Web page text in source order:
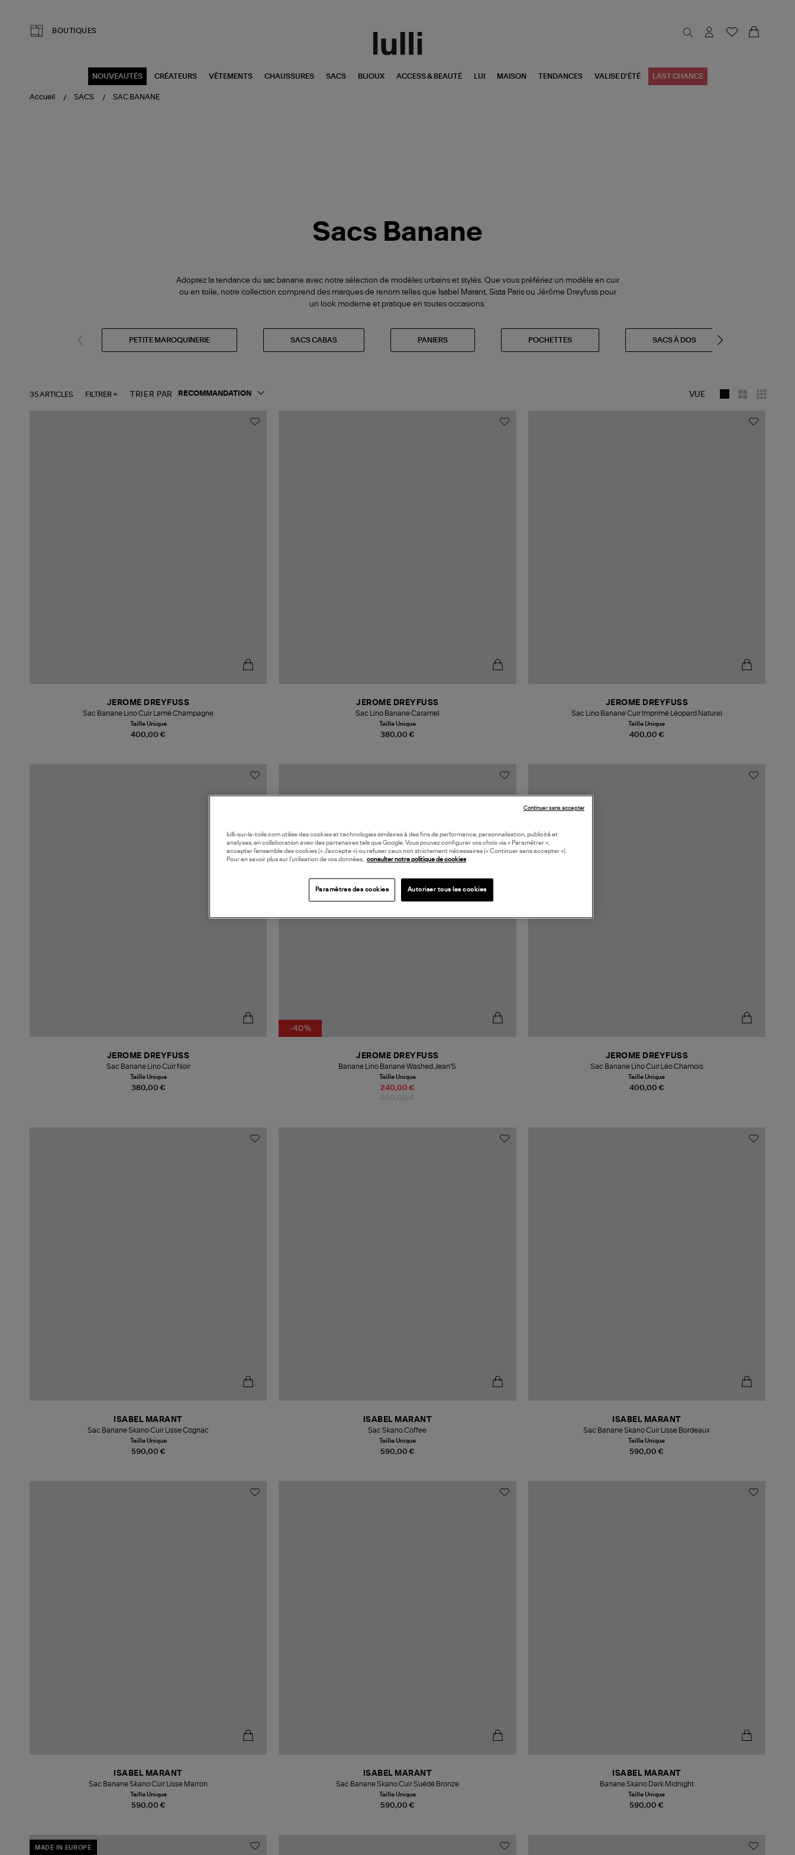
BOUTIQUES
NOUVEAUTÉS CRÉATEURS VÊTEMENTS CHAUSSURES SACS BIJOUX ACCESS & BEAUTÉ LUI MAISON TENDANCES VALISE D'ÉTÉ LAST CHANCE
Accueil SACS SAC BANANE
Sacs Banane
Adoptez la tendance du sac banane avec notre sélection de modèles urbains et stylés. Que vous préfériez un modèle en cuir
ou en toile, notre collection comprend des marques de renom telles que Isabel Marant, Sista Paris ou Jérôme Dreyfuss pour
un look moderne et pratique en toutes occasions.
PETITE MAROQUINERIE SACS CABAS PANIERS POCHETTES SACS À DOS
35 ARTICLES FILTRER + TRIER PAR VUE
400,00 €
JEROME DREYFUSS
Sac Banane Lino Cuir Lamé Champagne
Taille Unique
380,00 €
JEROME DREYFUSS
Sac Lino Banane Caramel
Taille Unique
400,00 €
JEROME DREYFUSS
Sac Lino Banane Cuir Imprimé Léopard Naturel
Taille Unique
380,00 €
JEROME DREYFUSS
Sac Banane Lino Cuir Noir
Taille Unique
-40%
240,00 €
JEROME DREYFUSS
Banane Lino Banane Washed Jean'S
Taille Unique
400,00 €
JEROME DREYFUSS
Sac Banane Lino Cuir Léo Chamois
Taille Unique
590,00 €
ISABEL MARANT
Sac Banane Skano Cuir Lisse Cognac
Taille Unique
590,00 €
ISABEL MARANT
Sac Skano Coffee
Taille Unique
590,00 €
ISABEL MARANT
Sac Banane Skano Cuir Lisse Bordeaux
Taille Unique
590,00 €
ISABEL MARANT
Sac Banane Skano Cuir Lisse Marron
Taille Unique
590,00 €
ISABEL MARANT
Sac Banane Skano Cuir Suédé Bronze
Taille Unique
590,00 €
ISABEL MARANT
Banane Skano Dark Midnight
Taille Unique
MADE IN EUROPE
lulli-sur-la-toile.com utilise des cookies et technologies similaires à des fins de performance, personnalisation, publicité et
analyses, en collaboration avec des partenaires tels que Google. Vous pouvez configurer vos choix via « Paramétrer »,
accepter l’ensemble des cookies (« J’accepte ») ou refuser ceux non strictement nécessaires (« Continuer sans accepter »).
Pour en savoir plus sur l’utilisation de vos données, consulter notre politique de cookies
Paramètres des cookies Autoriser tous les cookies
Continuer sans accepter